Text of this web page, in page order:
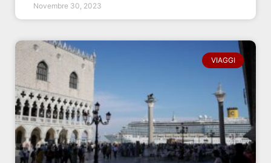
Novembre 30, 2023
VIAGGI